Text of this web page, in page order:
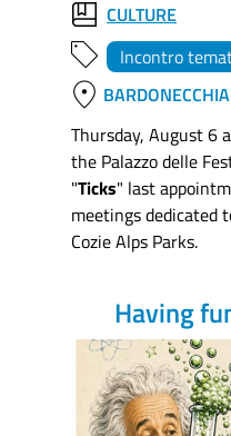
CULTURE
Incontro
location_on BARDONECCHIA
Thursday, August 6
the Palazzo delle
"Ticks" last
meetings dedicated
Cozie Alps Parks.
Having